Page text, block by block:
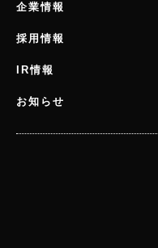
企業情報
採用情報
IR情報
お知らせ